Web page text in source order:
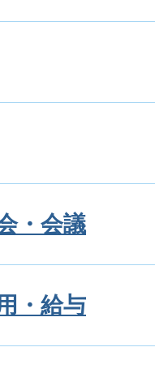
・会議
・給与